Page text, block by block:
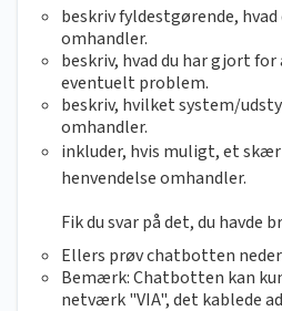
beskriv fyldestgørende,
omhandler.
beskriv, hvad du har gjort
eventuelt problem.
beskriv, hvilket system/
omhandler.
inkluder, hvis muligt, et
henvendelse omhandler.
Fik du svar på det, du havde
Ellers prøv chatbotten
Bemærk: Chatbotten kan
netværk "VIA", det kablede